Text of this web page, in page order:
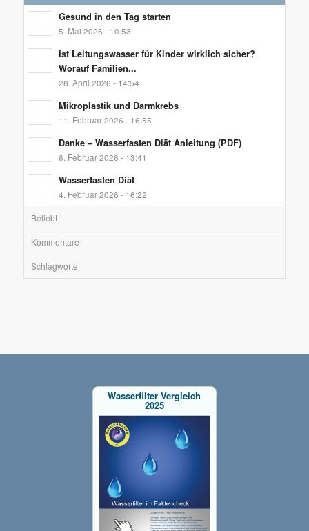
Gesund in den Tag starten
5. Mai 2026 - 10:53
Ist Leitungswasser für Kinder wirklich sicher?
Worauf Familien...
28. April 2026 - 14:54
Mikroplastik und Darmkrebs
11. Februar 2026 - 16:55
Danke – Wasserfasten Diät Anleitung (PDF)
6. Februar 2026 - 13:41
Wasserfasten Diät
4. Februar 2026 - 16:22
Beliebt
Kommentare
Schlagworte
Wasserfilter Vergleich
2025